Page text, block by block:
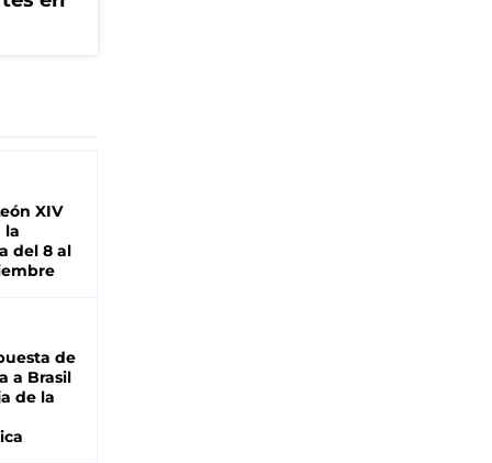
XIV
la
del 8 al
de
a Brasil
de la